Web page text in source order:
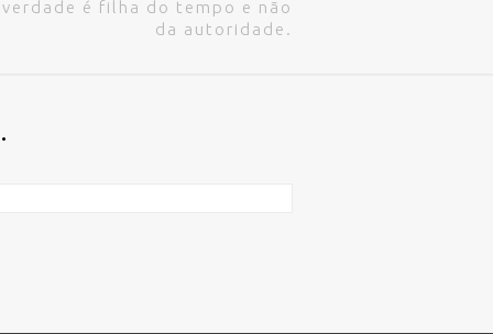
verdade é filha do tempo e não
da autoridade.